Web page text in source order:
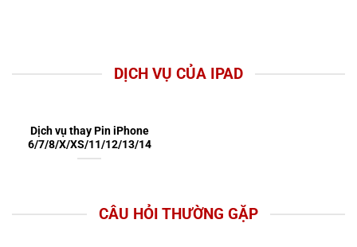
DỊCH VỤ CỦA IPAD
Dịch vụ thay Pin iPhone
6/7/8/X/XS/11/12/13/14
CÂU HỎI THƯỜNG GẶP